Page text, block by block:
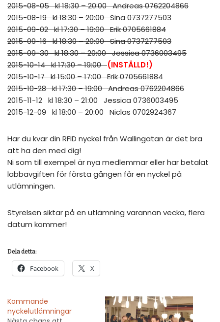
2015-08-05 kl 18:30 – 20:00 Andreas 0762204866
2015-08-19 kl 18:30 – 20:00 Sina 0737277503
2015-09-02 kl 17:30 – 19:00 Erik 0705661884
2015-09-16 kl 18:30 – 20:00 Sina 0737277503
2015-09-30 kl 18:30 – 20:00 Jessica 0736003495
2015-10-14 kl 17:30 – 19:00(INSTÄLLD!)
2015-10-17 kl 15:00 – 17:00 Erik 0705661884
2015-10-28 kl 17:30 – 19:00 Andreas 0762204866
2015-11-12 kl 18:30 – 21:00 Jessica 0736003495
2015-12-09 kl 18:00 – 20:00 Niclas 0702924367
Har du kvar din RFID nyckel från Wallingatan är det bra
att ha den med dig!
Ni som till exempel är nya medlemmar eller har betalat
labbavgiften för första gången får en nyckel på
utlämningen.
Styrelsen siktar på en utlämning varannan vecka, flera
datum kommer!
Dela detta:
Facebook X
Kommande
nyckelutlämningar